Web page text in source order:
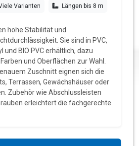
Varianten Längen bis 8 m
hohe Stabilität und
Sie sind in PVC,
und BIO PVC erhältlich, dazu
und Oberflächen zur Wahl.
Zuschnitt eignen sich die
Terrassen, Gewächshäuser oder
Zubehör wie Abschlussleisten
erleichtert die fachgerechte